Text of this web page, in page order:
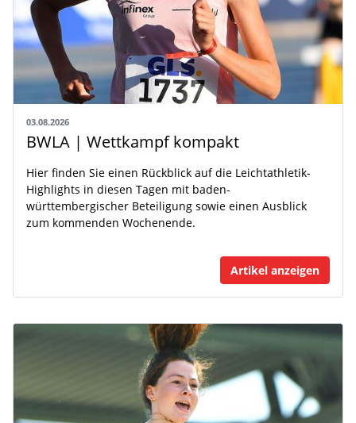
03.08.2026
BWLA | Wettkampf kompakt
Hier finden Sie einen Rückblick auf die Leichtathletik-
Highlights in diesen Tagen mit baden-
württembergischer Beteiligung sowie einen Ausblick
zum kommenden Wochenende.
Artikel anzeigen